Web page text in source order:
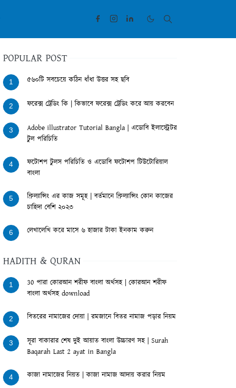
POPULAR POST
1 ৫৬০টি সবচেয়ে কঠিন ধাঁধা উত্তর সহ ছবি
2 ফরেক্স ট্রেডিং কি | কিভাবে ফরেক্স ট্রেডিং করে আয় করবেন
3
Adobe illustrator Tutorial Bangla | এডোবি ইলাস্ট্রেটর
টুল পরিচিতি
4
ফটোশপ টুলস পরিচিতি ও এডোবি ফটোশপ টিউটোরিয়াল
বাংলা
5
ফ্রিল্যান্সিং এর কাজ সমূহ | বর্তমানে ফ্রিল্যান্সিং কোন কাজের
চাহিদা বেশি ২০২৩
6 লেখালেখি করে মাসে ৬ হাজার টাকা ইনকাম করুন
HADITH & QURAN
1
30 পারা কোরআন শরীফ বাংলা অর্থসহ | কোরআন শরীফ
বাংলা অর্থসহ download
2 বিতরের নামাজের দোয়া | রমজানে বিতর নামাজ পড়ার নিয়ম
3
সূরা বাকারার শেষ দুই আয়াত বাংলা উচ্চারণ সহ | Surah
Baqarah Last 2 ayat in Bangla
4 কাজা নামাজের নিয়ত | কাজা নামাজ আদায় করার নিয়ম